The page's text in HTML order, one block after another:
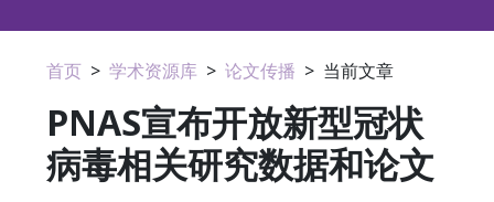
首页 > 学术资源库 > 论文传播 > 当前文章
PNAS宣布开放新型冠状
病毒相关研究数据和论文